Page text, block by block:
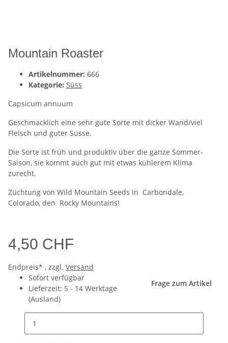
Mountain Roaster
Artikelnummer: 666
Kategorie: Süss
Capsicum annuum
Geschmacklich eine sehr gute Sorte mit dicker Wand/viel
Fleisch und guter Süsse.
Die Sorte ist früh und produktiv über die ganze Sommer-
Saison, sie kommt auch gut mit etwas kühlerem Klima
zurecht.
Züchtung von Wild Mountain Seeds in Carbondale,
Colorado, den Rocky Mountains!
4,50 CHF
Endpreis* , zzgl. Versand
Sofort verfügbar
Lieferzeit: 5 - 14 Werktage
(Ausland)
Frage zum Artikel